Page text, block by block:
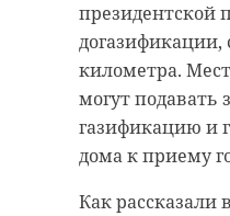
президентской
догазификации,
километра.
могут подавать
газификацию и
дома к приему
Как рассказали